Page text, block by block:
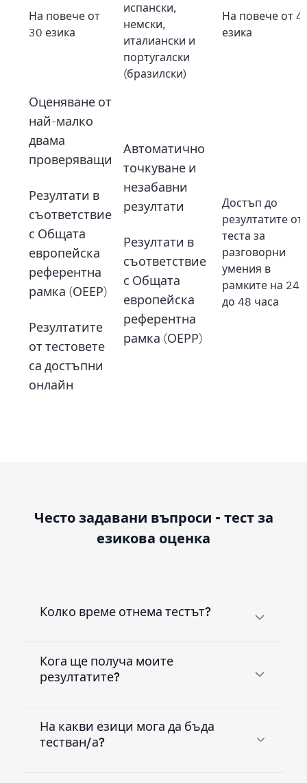
На повече от
30 езика
испански,
немски,
италиански и
португалски
(бразилски)
На повече от
езика
Оценяване от
най-малко
двама
проверяващи
Резултати в
съответствие
с Общата
европейска
референтна
рамка (ОЕЕР)
Резултатите
от тестовете
са достъпни
онлайн
Автоматично
точкуване и
незабавни
резултати
Резултати в
съответствие
с Общата
европейска
референтна
рамка (ОЕРР)
Достъп до
резултатите от
теста за
разговорни
умения в
рамките на 24
до 48 часа
Често задавани въпроси - тест за
езикова оценка
Колко време отнема тестът?
Кога ще получа моите
резултатите?
На какви езици мога да бъда
тестван/а?